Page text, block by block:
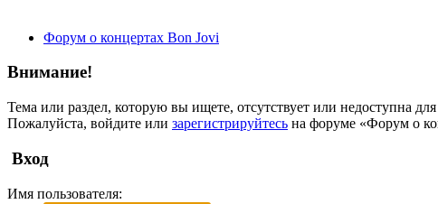
Форум о концертах Bon Jovi
Внимание!
Тема или раздел, которую вы ищете, отсутствует или недоступна для
Пожалуйста, войдите или зарегистрируйтесь на форуме «Форум о
Вход
Имя пользователя: